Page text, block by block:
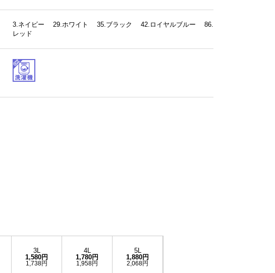
3.ネイビー 29.ホワイト 35.ブラック 42.ロイヤルブルー 86.
レッド
3L
1,580円
1,738円
4L
1,780円
1,958円
5L
1,880円
2,068円